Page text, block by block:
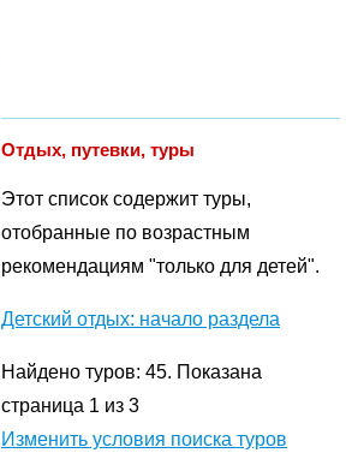
Отдых, путевки, туры
Этот список содержит туры,
отобранные по возрастным
рекомендациям "только для детей".
Детский отдых: начало раздела
Найдено туров: 45. Показана
страница 1 из 3
Изменить условия поиска туров